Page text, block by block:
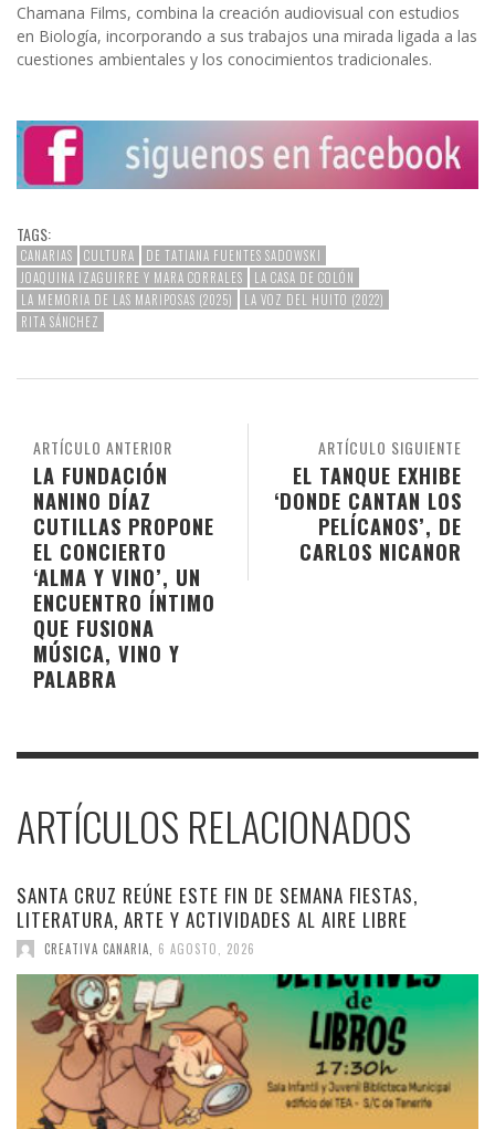
Chamana Films, combina la creación audiovisual con estudios
en Biología, incorporando a sus trabajos una mirada ligada a las
cuestiones ambientales y los conocimientos tradicionales.
TAGS:
CANARIAS CULTURA
DE TATIANA FUENTES SADOWSKI
JOAQUINA IZAGUIRRE Y MARA CORRALES
LA CASA DE COLÓN
LA MEMORIA DE LAS MARIPOSAS (2025)
LA VOZ DEL HUITO (2022)
RITA SÁNCHEZ
ARTÍCULO SIGUIENTE
EL TANQUE EXHIBE
‘DONDE CANTAN LOS
PELÍCANOS’, DE
CARLOS NICANOR
ARTÍCULO ANTERIOR
LA FUNDACIÓN
NANINO DÍAZ
CUTILLAS PROPONE
EL CONCIERTO
‘ALMA Y VINO’, UN
ENCUENTRO ÍNTIMO
QUE FUSIONA
MÚSICA, VINO Y
PALABRA
ARTÍCULOS RELACIONADOS
SANTA CRUZ REÚNE ESTE FIN DE SEMANA FIESTAS,
LITERATURA, ARTE Y ACTIVIDADES AL AIRE LIBRE
CREATIVA CANARIA, 6 AGOSTO, 2026